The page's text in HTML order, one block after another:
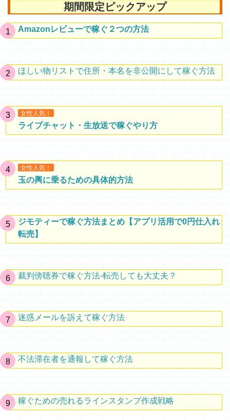
期間限定ピックアップ
Amazonレビューで稼ぐ２つの方法
ほしい物リストで住所・本名を非公開にして稼ぐ方法
女性人気！
ライブチャット・生放送で稼ぐやり方
女性人気！
玉の輿に乗るための具体的方法
ジモティーで稼ぐ方法まとめ【アプリ活用で0円仕入れ
転売】
裁判傍聴券で稼ぐ方法-転売しても大丈夫？
迷惑メールを訴えて稼ぐ方法
不法滞在者を通報して稼ぐ方法
稼ぐための売れるラインスタンプ作成戦略